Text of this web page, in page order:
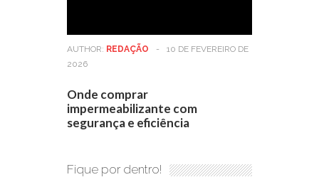
AUTHOR: REDAÇÃO -
10 DE FEVEREIRO DE
2026
Onde comprar
impermeabilizante com
segurança e eficiência
Fique por dentro!